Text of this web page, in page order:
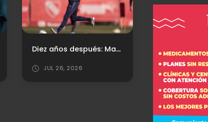
Diez años después: Maximiliano Meza volvió a jugar con la camiseta de Independiente
JUL 26, 2026 JUL 29,